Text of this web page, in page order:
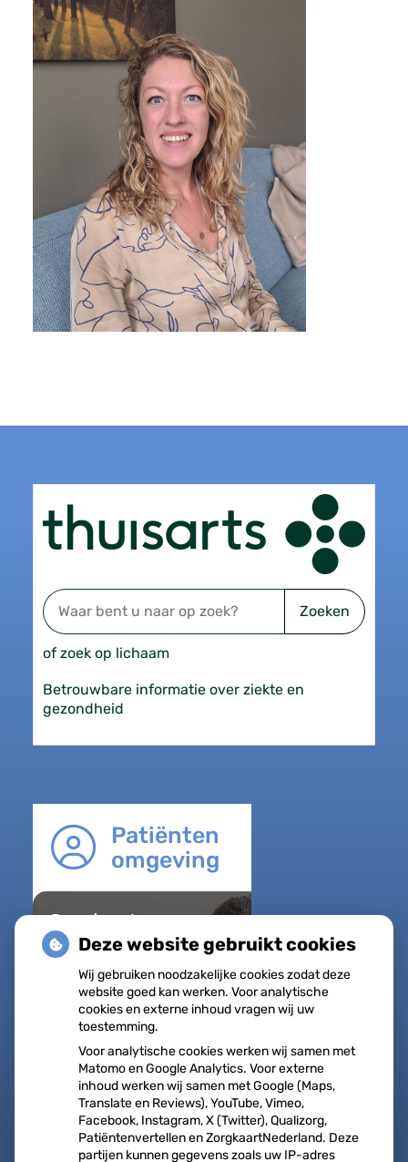
Zoeken
of zoek op lichaam
Betrouwbare informatie over ziekte en
gezondheid
Patiënten
omgeving
Regel met
gemak
Uw Zorg
online
Herhaalrecepten
aanvragen
Vragen stellen
Afspraken
maken
Dossier bekijken
Deze website gebruikt cookies
Wij gebruiken noodzakelijke cookies zodat deze
website goed kan werken. Voor analytische
cookies en externe inhoud vragen wij uw
toestemming.
Voor analytische cookies werken wij samen met
Matomo en Google Analytics. Voor externe
inhoud werken wij samen met Google (Maps,
Translate en Reviews), YouTube, Vimeo,
Facebook, Instagram, X (Twitter), Qualizorg,
Patiëntenvertellen en ZorgkaartNederland. Deze
partijen kunnen gegevens zoals uw IP-adres